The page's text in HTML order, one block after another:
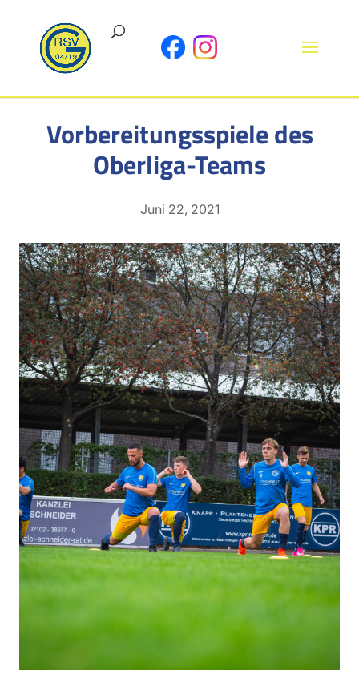
Vorbereitungsspiele des
Oberliga-Teams
Juni 22, 2021